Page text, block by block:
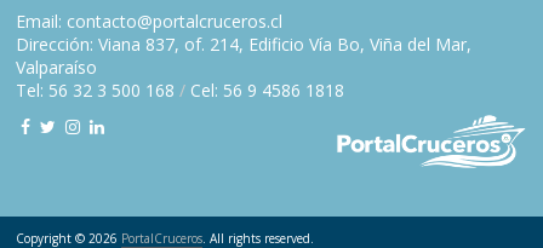
Email: contacto@portalcruceros.cl
Dirección: Viana 837, of. 214, Edificio Vía Bo, Viña del Mar,
Valparaíso
Tel: 56 32 3 500 168 / Cel: 56 9 4586 1818
Copyright © 2026 PortalCruceros. All rights reserved.